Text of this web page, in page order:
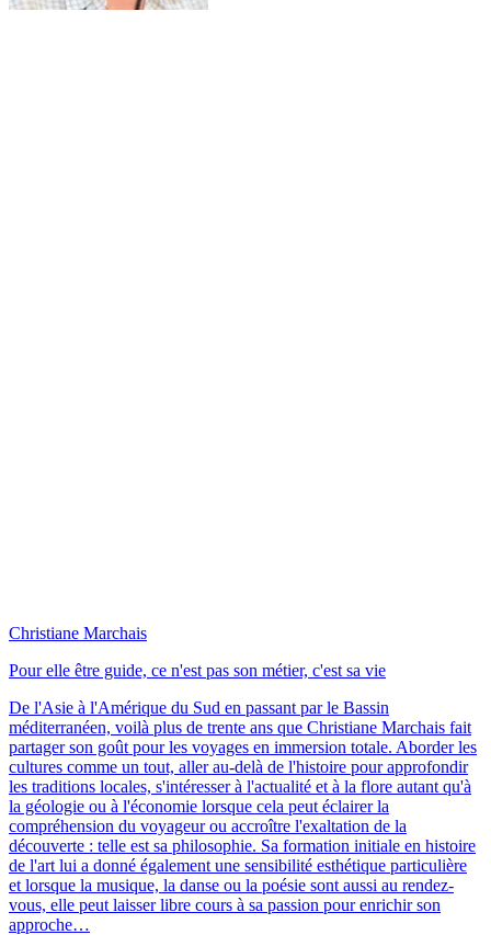
Christiane Marchais
Pour elle être guide, ce n'est pas son métier, c'est sa vie
De l'Asie à l'Amérique du Sud en passant par le Bassin
méditerranéen, voilà plus de trente ans que Christiane Marchais fait
partager son goût pour les voyages en immersion totale. Aborder les
cultures comme un tout, aller au-delà de l'histoire pour approfondir
les traditions locales, s'intéresser à l'actualité et à la flore autant qu'à
la géologie ou à l'économie lorsque cela peut éclairer la
compréhension du voyageur ou accroître l'exaltation de la
découverte : telle est sa philosophie. Sa formation initiale en histoire
de l'art lui a donné également une sensibilité esthétique particulière
et lorsque la musique, la danse ou la poésie sont aussi au rendez-
vous, elle peut laisser libre cours à sa passion pour enrichir son
approche…